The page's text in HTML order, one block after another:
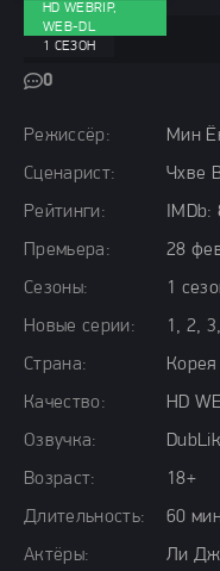
Режиссёр:
Мин
Сценарист:
Чхве
Рейтинги:
IMDb:
Премьера:
28
Сезоны:
1
Новые серии:
1, 2,
Страна:
Качество:
HD
Озвучка:
Возраст:
18+
Длительность:
60
Актёры:
Ли
0
HD WEBRIP,
WEB-DL
1 СЕЗОН